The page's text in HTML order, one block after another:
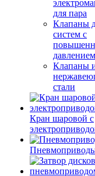
для пара
Клапаны
систем с
давлением
Клапаны
стали
Кран шаровой с